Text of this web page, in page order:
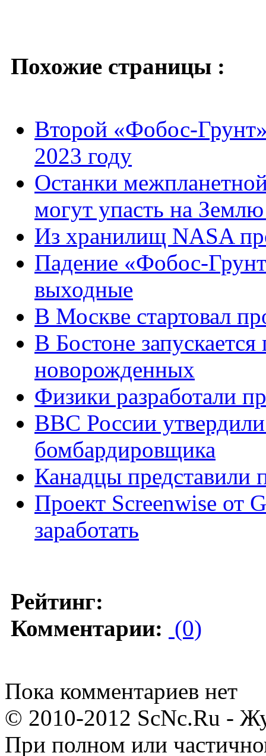
Похожие страницы :
Второй «Фобос-
2023 году
Останки
могут упасть на
Из хранилищ NASA
Падение «Фобос-
выходные
В Москве стартовал
В Бостоне
новорожденных
Физики разработали
ВВС России
бомбардировщика
Канадцы представили
Проект Screenwise от
заработать
Рейтинг:
Комментарии: (0)
Пока комментариев нет
© 2010-2012 ScNc.Ru -
При полном или